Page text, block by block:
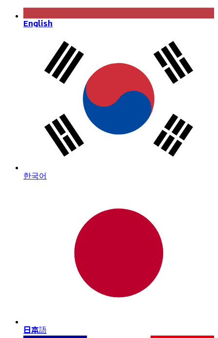
English
한국어
日本語